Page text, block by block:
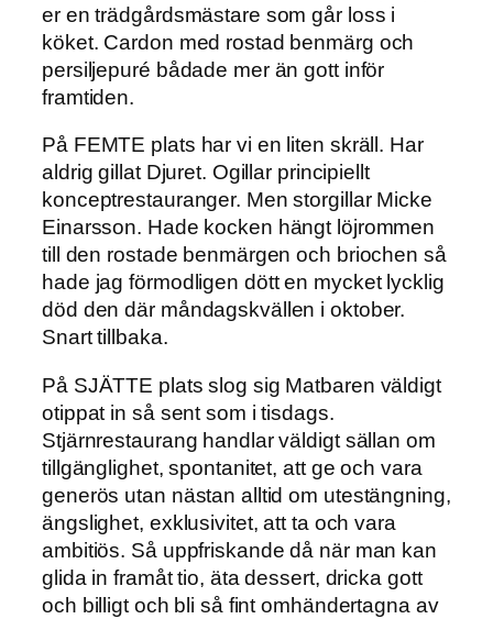
er en trädgårdsmästare som går loss i
köket. Cardon med rostad benmärg och
persiljepuré bådade mer än gott inför
framtiden.
På FEMTE plats har vi en liten skräll. Har
aldrig gillat Djuret. Ogillar principiellt
konceptrestauranger. Men storgillar Micke
Einarsson. Hade kocken hängt löjrommen
till den rostade benmärgen och briochen så
hade jag förmodligen dött en mycket lycklig
död den där måndagskvällen i oktober.
Snart tillbaka.
På SJÄTTE plats slog sig Matbaren väldigt
otippat in så sent som i tisdags.
Stjärnrestaurang handlar väldigt sällan om
tillgänglighet, spontanitet, att ge och vara
generös utan nästan alltid om utestängning,
ängslighet, exklusivitet, att ta och vara
ambitiös. Så uppfriskande då när man kan
glida in framåt tio, äta dessert, dricka gott
och billigt och bli så fint omhändertagna av